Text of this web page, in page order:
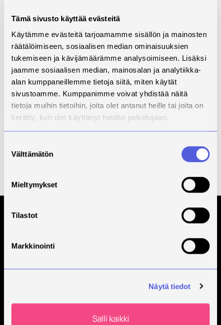
Tämä sivusto käyttää evästeitä
Käytämme evästeitä tarjoamamme sisällön ja mainosten
räätälöimiseen, sosiaalisen median ominaisuuksien
tukemiseen ja kävijämäärämme analysoimiseen. Lisäksi
jaamme sosiaalisen median, mainosalan ja analytiikka-
alan kumppaneillemme tietoja siitä, miten käytät
sivustoamme. Kumppanimme voivat yhdistää näitä
tietoja muihin tietoihin, joita olet antanut heille tai joita on
kerätty, kun olet käyttänyt heidän palvelujaan.
valinta
Välttämätön
Mieltymykset
Tilastot
Markkinointi
Näytä tiedot
Salli kaikki
Tekoälyllä on jo lähitulevaisuudessa merkittävä rooli
asiantuntijatehtävien työssä. Korkeakoulutuksen
tulee tarjota opiskelijoille laajat valmiudet hyödyntää
tekoälyn tarjoamia mahdollisuuksia.
– Syksyllä opintonsa aloittavat
ammattikorkeakouluopiskelijat, jotka valmistuvat
muutaman vuoden päästä, tulevat varmasti jokainen
hyödyntämään tekoälyä työssään tavalla tai toisella.
Olisi outoa, jos tätä teknologiaa ei hyödynnettäisi siis
jo opiskelujen aikana. Käytännön ohjeistuksia
tarkennetaan tietysti vielä ajan kuluessa, kertoo